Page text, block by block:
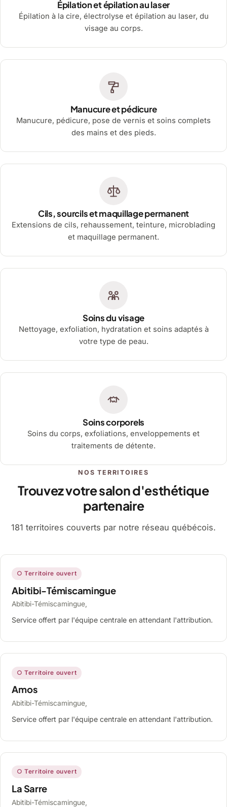
Épilation et épilation au laser
Épilation à la cire, électrolyse et épilation au laser, du
visage au corps.
Manucure et pédicure
Manucure, pédicure, pose de vernis et soins complets
des mains et des pieds.
Cils, sourcils et maquillage permanent
Extensions de cils, rehaussement, teinture, microblading
et maquillage permanent.
Soins du visage
Nettoyage, exfoliation, hydratation et soins adaptés à
votre type de peau.
Soins corporels
Soins du corps, exfoliations, enveloppements et
traitements de détente.
NOS TERRITOIRES
Trouvez votre salon d'esthétique
partenaire
181 territoires couverts par notre réseau québécois.
○ Territoire ouvert
Abitibi-Témiscamingue
Abitibi-Témiscamingue,
Service offert par l'équipe centrale en attendant l'attribution.
○ Territoire ouvert
Amos
Abitibi-Témiscamingue,
Service offert par l'équipe centrale en attendant l'attribution.
○ Territoire ouvert
La Sarre
Abitibi-Témiscamingue,